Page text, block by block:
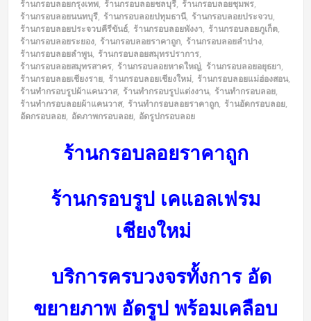
ร้านกรอบลอยกรุงเทพ, ร้านกรอบลอยชลบุรี, ร้านกรอบลอยชุมพร,
ร้านกรอบลอยนนทบุรี, ร้านกรอบลอยปทุมธานี, ร้านกรอบลอยประจวบ,
ร้านกรอบลอยประจวบคีรีขันธ์, ร้านกรอบลอยพังงา, ร้านกรอบลอยภูเก็ต,
ร้านกรอบลอยระยอง, ร้านกรอบลอยราคาถูก, ร้านกรอบลอยลำปาง,
ร้านกรอบลอยลำพูน, ร้านกรอบลอยสมุทรปราการ,
ร้านกรอบลอยสมุทรสาคร, ร้านกรอบลอยหาดใหญ่, ร้านกรอบลอยอยุธยา,
ร้านกรอบลอยเชียงราย, ร้านกรอบลอยเชียงใหม่, ร้านกรอบลอยแม่ฮ่องสอน,
ร้านทำกรอบรูปผ้าแคนวาส, ร้านทำกรอบรูปแต่งงาน, ร้านทำกรอบลอย,
ร้านทำกรอบลอยผ้าแคนวาส, ร้านทำกรอบลอยราคาถูก, ร้านอัดกรอบลอย,
อัดกรอบลอย, อัดภาพกรอบลอย, อัดรูปกรอบลอย
ร้านกรอบลอยราคาถูก
ร้านกรอบรูป เคแอลเฟรม
เชียงใหม่
บริการครบวงจรทั้งการ อัด
ขยายภาพ อัดรูป พร้อมเคลือบ